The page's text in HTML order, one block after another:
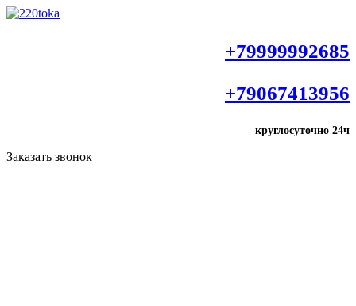
+79999992685
+79067413956
круглосуточно 24ч
Заказать звонок